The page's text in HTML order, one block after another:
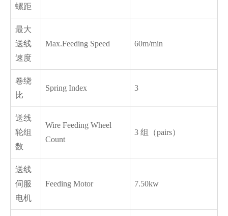
螺距
最大
送线
速度
Max.Feeding Speed 60m/min
卷绕
比
Spring Index 3
送线
轮组
数
Wire Feeding Wheel
Count
3 组（pairs）
送线
伺服
电机
Feeding Motor 7.50kw